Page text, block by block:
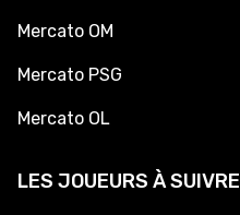
Mercato OM
Mercato PSG
Mercato OL
LES JOUEURS À SUIVRE